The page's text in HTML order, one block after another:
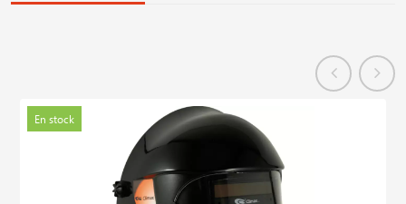
En stock